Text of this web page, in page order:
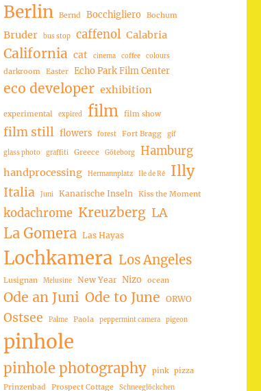
Berlin Bernd Bocchigliero Bochum
Bruder bus stop caffenol Calabria
California cat cinema coffee colours
darkroom Easter Echo Park Film Center
eco developer exhibition
experimental expired film film show
film still flowers forest Fort Bragg gif
glass photo graffiti Greece Göteborg Hamburg
handprocessing Hermannplatz Ile de Ré Illy
Italia Juni Kanarische Inseln Kiss the Moment
kodachrome Kreuzberg LA
La Gomera Las Hayas
Lochkamera Los Angeles
Lusignan Melusine New Year Nizo ocean
Ode an Juni Ode to June ORWO
Ostsee Palme Paola peppermint camera pigeon
pinhole
pinhole photography pink pizza
Prinzenbad
Prospect Cottage Schneeglöckchen